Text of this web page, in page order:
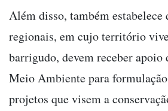
Além disso, também estabelece
regionais, em cujo território
barrigudo, devem receber
Meio Ambiente para formulação
projetos que visem a